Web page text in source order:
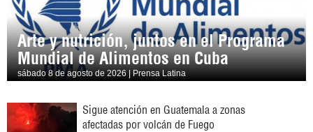
Arte y nutrición, juntos en el Programa
Mundial de Alimentos en Cuba
sábado 8 de agosto de 2026 | Prensa Latina
Sigue atención en Guatemala a zonas
afectadas por volcán de Fuego